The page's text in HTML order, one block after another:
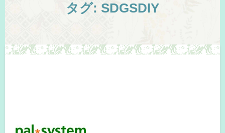
タグ: SDGSDIY